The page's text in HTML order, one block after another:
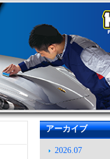
アーカイブ
2026.07